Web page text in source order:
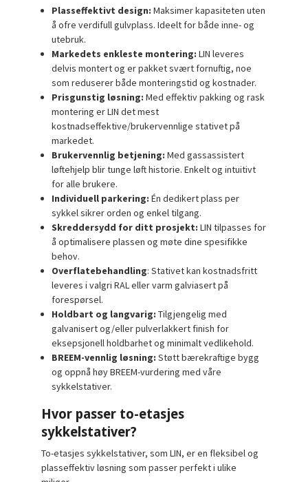
Plasseffektivt design: Maksimer kapasiteten uten
å ofre verdifull gulvplass. Ideelt for både inne- og
utebruk.
Markedets enkleste montering: LIN leveres
delvis montert og er pakket svært fornuftig, noe
som reduserer både monteringstid og kostnader.
Prisgunstig løsning: Med effektiv pakking og rask
montering er LIN det mest
kostnadseffektive/brukervennlige stativet på
markedet.
Brukervennlig betjening: Med gassassistert
løftehjelp blir tunge løft historie. Enkelt og intuitivt
for alle brukere.
Individuell parkering: Én dedikert plass per
sykkel sikrer orden og enkel tilgang.
Skreddersydd for ditt prosjekt: LIN tilpasses for
å optimalisere plassen og møte dine spesifikke
behov.
Overflatebehandling: Stativet kan kostnadsfritt
leveres i valgri RAL eller varm galviasert på
forespørsel.
Holdbart og langvarig: Tilgjengelig med
galvanisert og/eller pulverlakkert finish for
eksepsjonell holdbarhet og minimalt vedlikehold.
BREEM-vennlig løsning: Støtt bærekraftige bygg
og oppnå høy BREEM-vurdering med våre
sykkelstativer.
Hvor passer to-etasjes
sykkelstativer?
To-etasjes sykkelstativer, som LIN, er en fleksibel og
plasseffektiv løsning som passer perfekt i ulike